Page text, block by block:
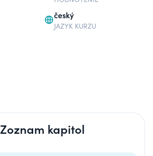
český
JAZYK KURZU
Zoznam kapitol